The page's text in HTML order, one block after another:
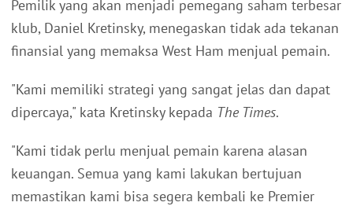
Pemilik yang akan menjadi pemegang saham terbesar
klub, Daniel Kretinsky, menegaskan tidak ada tekanan
finansial yang memaksa West Ham menjual pemain.
"Kami memiliki strategi yang sangat jelas dan dapat
dipercaya," kata Kretinsky kepada The Times.
"Kami tidak perlu menjual pemain karena alasan
keuangan. Semua yang kami lakukan bertujuan
memastikan kami bisa segera kembali ke Premier